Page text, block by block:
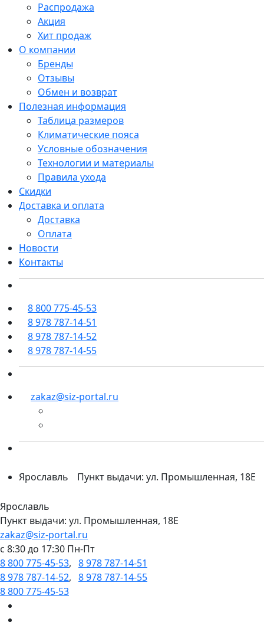
Распродажа
Акция
Хит продаж
О компании
Бренды
Отзывы
Обмен и возврат
Полезная информация
Таблица размеров
Климатические пояса
Условные обозначения
Технологии и материалы
Правила ухода
Скидки
Доставка и оплата
Доставка
Оплата
Новости
Контакты
8 800 775-45-53
8 978 787-14-51
8 978 787-14-52
8 978 787-14-55
zakaz@siz-portal.ru
Ярославль Пункт выдачи: ул. Промышленная, 18Е
Ярославль
Пункт выдачи: ул. Промышленная, 18Е
zakaz@siz-portal.ru
c 8:30 до 17:30 Пн-Пт
8 800 775-45-53, 8 978 787-14-51
8 978 787-14-52, 8 978 787-14-55
8 800 775-45-53